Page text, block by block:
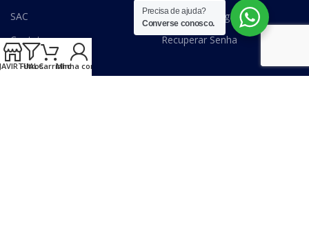
SAC
Contato
Formas de Pagamento
Recuperar Senha
FiltrosCarrinhoMinha conta
Precisa de ajuda?
Converse conosco.